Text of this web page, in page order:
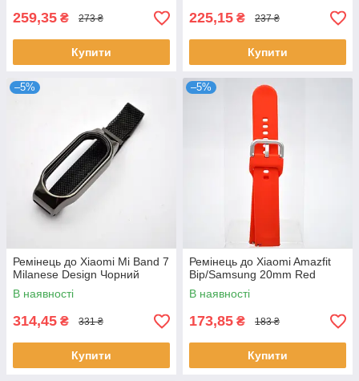
259,35 ₴ 273 ₴
Купити
225,15 ₴ 237 ₴
Купити
–5%
Ремінець до Xiaomi Mi Band 7
Milanese Design Чорний
В наявності
314,45 ₴ 331 ₴
Купити
–5%
Ремінець до Xiaomi Amazfit
Bip/Samsung 20mm Red
В наявності
173,85 ₴ 183 ₴
Купити